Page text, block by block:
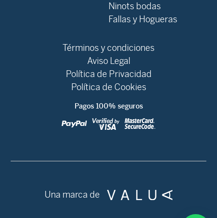
Ninots bodas
Fallas y Hogueras
Términos y condiciones
Aviso Legal
Política de Privacidad
Política de Cookies
Pagos 100% seguros
Una marca de